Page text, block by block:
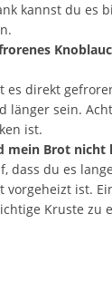
kannst du es
es direkt
länger sein.
ist.
mein Brot nicht
dass du es
vorgeheizt ist.
Kruste zu